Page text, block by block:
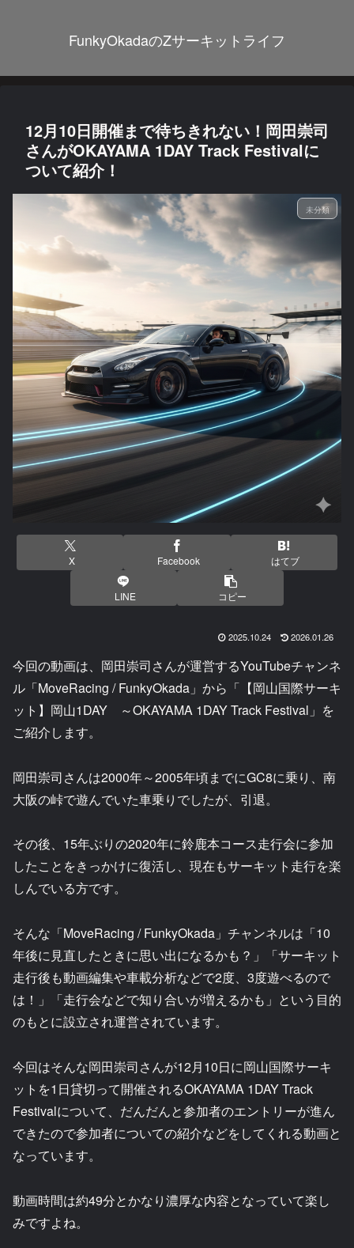
FunkyOkadaのZサーキットライフ
12月10日開催まで待ちきれない！岡田崇司
さんがOKAYAMA 1DAY Track Festivalに
ついて紹介！
未分類
X Facebook はてブ
LINE コピー
2025.10.24 2026.01.26
今回の動画は、岡田崇司さんが運営するYouTubeチャンネ
ル「MoveRacing / FunkyOkada」から「【岡山国際サーキ
ット】岡山1DAY ～OKAYAMA 1DAY Track Festival」を
ご紹介します。
岡田崇司さんは2000年～2005年頃までにGC8に乗り、南
大阪の峠で遊んでいた車乗りでしたが、引退。
その後、15年ぶりの2020年に鈴鹿本コース走行会に参加
したことをきっかけに復活し、現在もサーキット走行を楽
しんでいる方です。
そんな「MoveRacing / FunkyOkada」チャンネルは「10
年後に見直したときに思い出になるかも？」「サーキット
走行後も動画編集や車載分析などで2度、3度遊べるので
は！」「走行会などで知り合いが増えるかも」という目的
のもとに設立され運営されています。
今回はそんな岡田崇司さんが12月10日に岡山国際サーキ
ットを1日貸切って開催されるOKAYAMA 1DAY Track
Festivalについて、だんだんと参加者のエントリーが進ん
できたので参加者についての紹介などをしてくれる動画と
なっています。
動画時間は約49分とかなり濃厚な内容となっていて楽し
みですよね。